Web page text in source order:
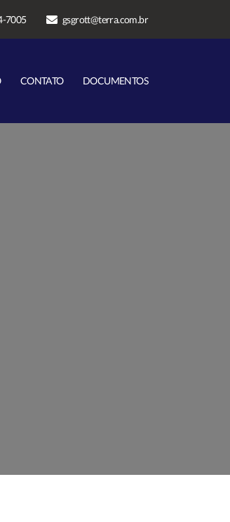
7005 gsgrott@terra.com.br
CONTATO DOCUMENTOS